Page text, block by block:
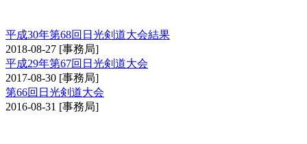
平成30年第68回日光剣道大会結果
2018-08-27 [事務局]
平成29年第67回日光剣道大会
2017-08-30 [事務局]
第66回日光剣道大会
2016-08-31 [事務局]